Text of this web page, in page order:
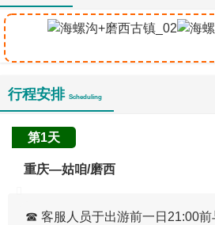
行程安排 Scheduling
第1天
重庆—姑咱/磨西
​☎ 客服人员于出游前一日21:00前